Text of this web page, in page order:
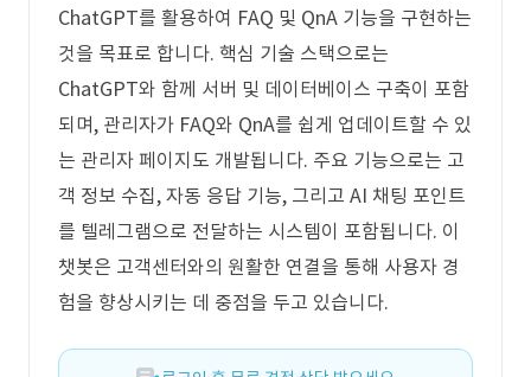
ChatGPT를 활용하여 FAQ 및 QnA 기능을 구현하는
것을 목표로 합니다. 핵심 기술 스택으로는
ChatGPT와 함께 서버 및 데이터베이스 구축이 포함
되며, 관리자가 FAQ와 QnA를 쉽게 업데이트할 수 있
는 관리자 페이지도 개발됩니다. 주요 기능으로는 고
객 정보 수집, 자동 응답 기능, 그리고 AI 채팅 포인트
를 텔레그램으로 전달하는 시스템이 포함됩니다. 이
챗봇은 고객센터와의 원활한 연결을 통해 사용자 경
험을 향상시키는 데 중점을 두고 있습니다.